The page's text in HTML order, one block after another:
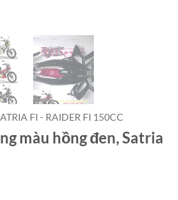
FI - RAIDER FI 150CC
màu hồng đen, Satria